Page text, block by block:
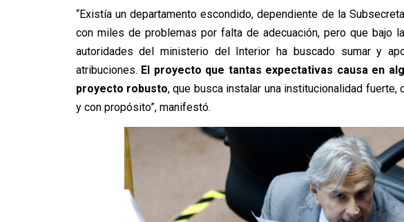
“Existía un departamento escondido, dependiente de la
con miles de problemas por falta de adecuación, pero que bajo
autoridades del ministerio del Interior ha buscado sumar y
atribuciones. El proyecto que tantas expectativas causa en
proyecto robusto, que busca instalar una institucionalidad
y con propósito”, manifestó.